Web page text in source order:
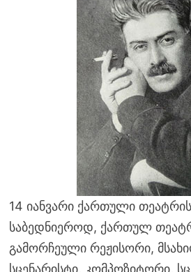
14 იანვარი ქართული
საბედნიეროდ, ქართულ
გამორჩეული რეჟისორი,
სცენარისტი, კომპოზიტორი,